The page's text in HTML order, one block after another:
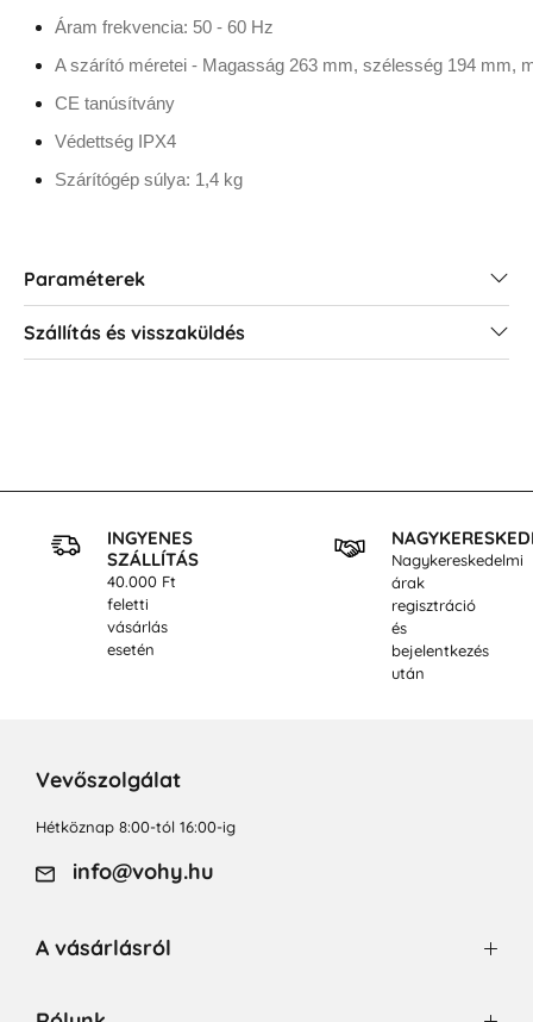
Áram frekvencia: 50 - 60 Hz
A szárító méretei - Magasság 263 mm, szélesség 194 mm,
CE tanúsítvány
Védettség IPX4
Szárítógép súlya: 1,4 kg
Paraméterek
Szállítás és visszaküldés
INGYENES
SZÁLLÍTÁS
40.000 Ft
feletti
vásárlás
esetén
Nagykereskedelmi
árak
regisztráció
és
bejelentkezés
után
Vevőszolgálat
Hétköznap 8:00-tól 16:00-ig
info@vohy.hu
A vásárlásról